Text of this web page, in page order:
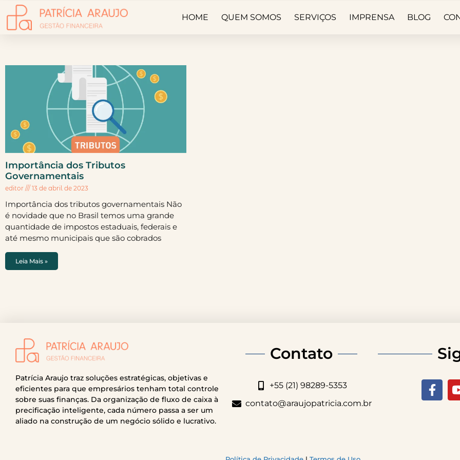
HOME QUEM SOMOS SERVIÇOS IMPRENSA BLOG
Importância dos Tributos
Governamentais
editor 13 de abril de 2023
Importância dos tributos governamentais Não
é novidade que no Brasil temos uma grande
quantidade de impostos estaduais, federais e
até mesmo municipais que são cobrados
Leia Mais »
Patrícia Araujo traz soluções estratégicas, objetivas e
eficientes para que empresários tenham total controle
sobre suas finanças. Da organização de fluxo de caixa à
precificação inteligente, cada número passa a ser um
aliado na construção de um negócio sólido e lucrativo.
Contato
+55 (21) 98289-5353
contato@araujopatricia.com.br